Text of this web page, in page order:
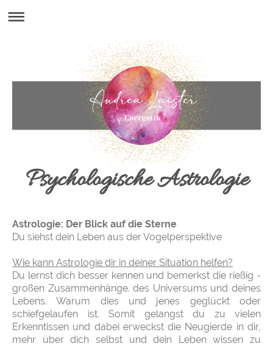
Psychologische Astrologie
Astrologie: Der Blick auf die Sterne
Du siehst dein Leben aus der Vogelperspektive
Wie kann Astrologie dir in deiner Situation helfen?
Du lernst dich besser kennen und bemerkst die rießig -
großen Zusammenhänge. des Universums und deines
Lebens. Warum dies und jenes geglückt oder
schiefgelaufen ist. Somit gelangst du zu vielen
Erkenntissen und dabei erweckst die Neugierde in dir,
mehr über dich selbst und dein Leben wissen zu